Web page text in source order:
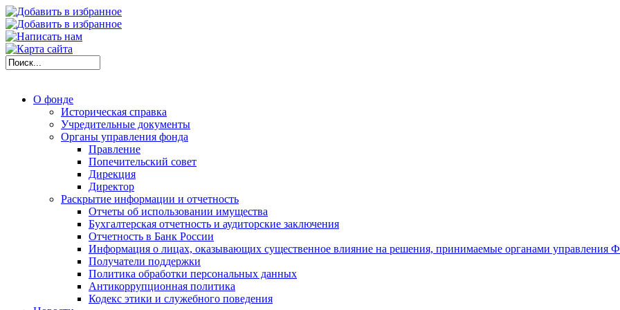
О фонде
Историческая справка
Учредительные документы
Органы управления фонда
Правление
Попечительский совет
Дирекция
Директор
Раскрытие информации и отчетность
Отчеты об использовании имущества
Бухгалтерская отчетность и аудиторские заключения
Отчетность в Банк России
Информация о лицах, оказывающих существенное влияние на решения, принимаемые органами управления
Получатели поддержки
Политика обработки персональных данных
Антикоррупционная политика
Кодекс этики и служебного поведения